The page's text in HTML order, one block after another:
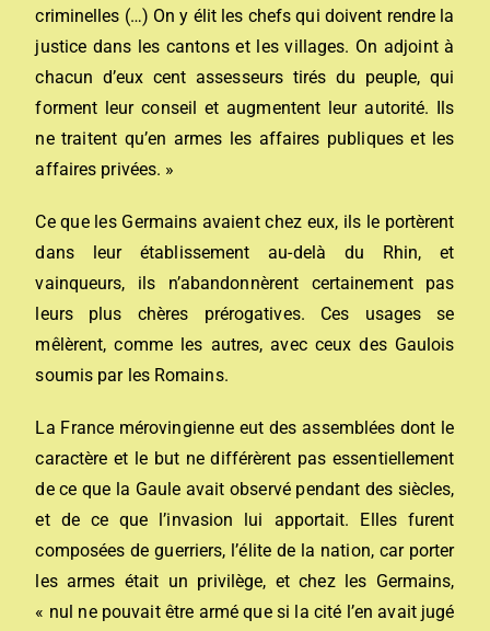
criminelles (…) On y élit les chefs qui doivent rendre la
justice dans les cantons et les villages. On adjoint à
chacun d’eux cent assesseurs tirés du peuple, qui
forment leur conseil et augmentent leur autorité. Ils
ne traitent qu’en armes les affaires publiques et les
affaires privées. »
Ce que les Germains avaient chez eux, ils le portèrent
dans leur établissement au-delà du Rhin, et
vainqueurs, ils n’abandonnèrent certainement pas
leurs plus chères prérogatives. Ces usages se
mêlèrent, comme les autres, avec ceux des Gaulois
soumis par les Romains.
La France mérovingienne eut des assemblées dont le
caractère et le but ne différèrent pas essentiellement
de ce que la Gaule avait observé pendant des siècles,
et de ce que l’invasion lui apportait. Elles furent
composées de guerriers, l’élite de la nation, car porter
les armes était un privilège, et chez les Germains,
« nul ne pouvait être armé que si la cité l’en avait jugé